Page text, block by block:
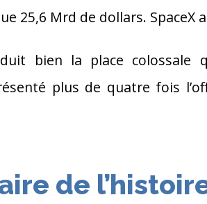
25,6 Mrd de dollars.
bien la place colossale
plus de quatre fois
de